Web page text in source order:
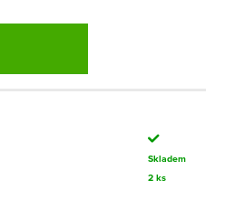
Skladem
2 ks